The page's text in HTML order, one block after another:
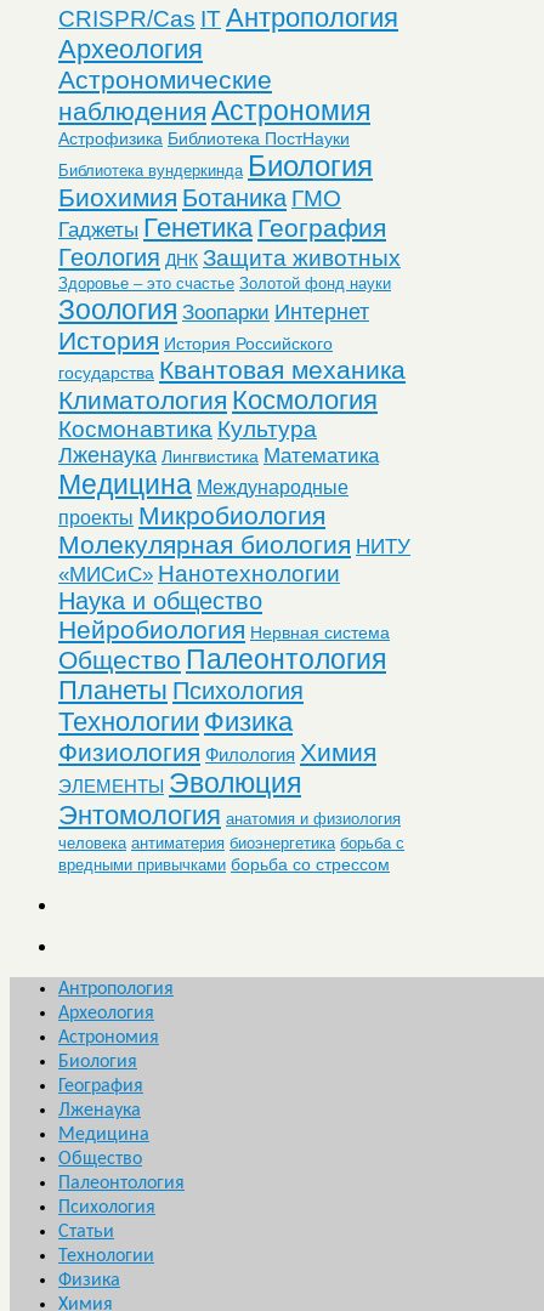
CRISPR/Cas ITАнтропология
Археология
Астрономические
наблюдения Астрономия
Астрофизика Библиотека ПостНауки
Библиотека вундеркинда Биология
Биохимия Ботаника ГМО
Гаджеты Генетика География
Геология ДНК Защита животных
Здоровье – это счастье Золотой фонд науки
Зоология Зоопарки Интернет
История История Российского
государства Квантовая механика
Климатология Космология
Космонавтика Культура
Лженаука Лингвистика Математика
Медицина Международные
проекты Микробиология
Молекулярная биология НИТУ
«МИСиС» Нанотехнологии
Наука и общество
Нейробиология Нервная система
Общество Палеонтология
Планеты Психология
Технологии Физика
Физиология Филология Химия
ЭЛЕМЕНТЫ Эволюция
Энтомология анатомия и физиология
человека антиматерия биоэнергетика борьба с
вредными привычками борьба со стрессом
Антропология
Археология
Астрономия
Биология
География
Лженаука
Медицина
Общество
Палеонтология
Психология
Статьи
Технологии
Физика
Химия